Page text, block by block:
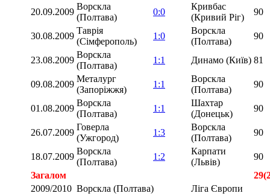
20.09.2009
Ворскла
(Полтава)
0:0
Кривбас
(Кривий Ріг)
90
30.08.2009
Таврія
(Сімферополь)
1:0
Ворскла
(Полтава)
90
23.08.2009
Ворскла
(Полтава)
1:1 Динамо (Київ) 81
09.08.2009
Металург
(Запоріжжя)
1:1
Ворскла
(Полтава)
90
01.08.2009
Ворскла
(Полтава)
1:1
Шахтар
(Донецьк)
90
26.07.2009
Говерла
(Ужгород)
1:3
Ворскла
(Полтава)
90
18.07.2009
Ворскла
(Полтава)
1:2
Карпати
(Львів)
90
Загалом
2009/2010 Ворскла (Полтава)
Ліга Європи